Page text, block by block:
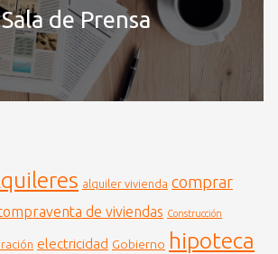
Sala de Prensa
alquiler vivienda comprar
de viviendas Construcción
electricidad Gobierno hipoteca